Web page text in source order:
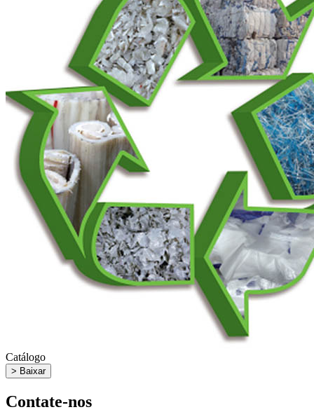
Catálogo
> Baixar
Contate-nos